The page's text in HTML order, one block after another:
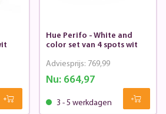
Hue Perifo - White and
color set van 4 spots wit
Nu: 664,97
Adviesprijs: 769,99
3 - 5 werkdagen